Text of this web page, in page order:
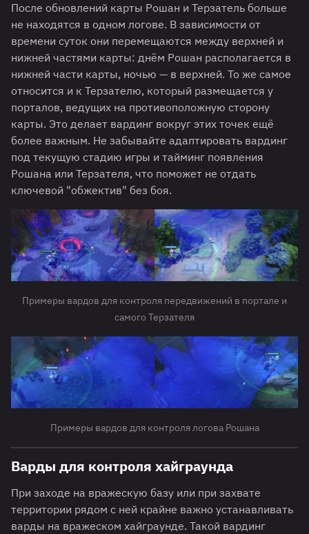
После обновлений карты Рошан и Терзатель больше
не находятся в одном логове. В зависимости от
времени суток они перемещаются между верхней и
нижней частями карты: днём Рошан располагается в
нижней части карты, ночью — в верхней. То же самое
относится и к Терзателю, который размещается у
порталов, ведущих на противоположную сторону
карты. Это делает вардинг вокруг этих точек ещё
более важным. Не забывайте адаптировать вардинг
под текущую стадию игры и тайминг появления
Рошана или Терзателя, что поможет не отдать
ключевой "обжектив" без боя.
Примеры вардов для контроля передвижений в портале и
самого Терзателя
Примеры вардов для контроля логова Рошана
Варды для контроля хайграунда
При заходе на вражескую базу или при захвате
территории рядом с ней крайне важно устанавливать
варды на вражеском хайграунде. Такой вардинг